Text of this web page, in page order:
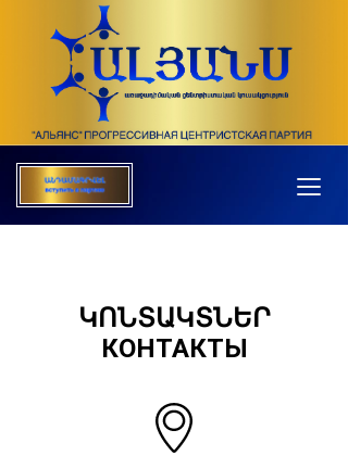
ԿՈՆՏԱԿՏՆԵՐ
КОНТАКТЫ